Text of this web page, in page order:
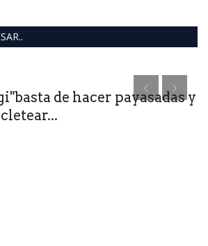
de hacer payasadas y